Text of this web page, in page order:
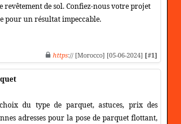
revêtement de sol. Confiez-nous votre projet
pour un résultat impeccable.
https:// [Morocco] [05-06-2024] [#1]
du type de parquet, astuces, prix des
adresses pour la pose de parquet flottant,